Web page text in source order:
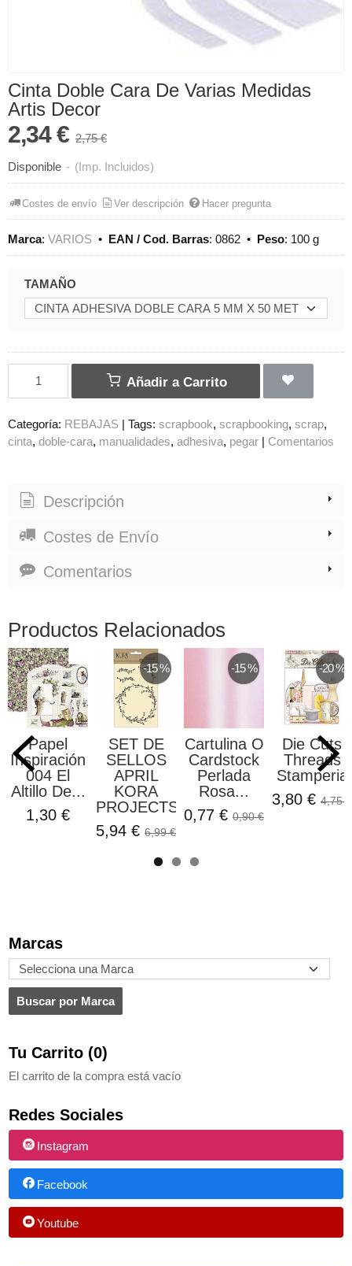
Marcas
Tu Carrito (0)
El carrito de la compra está vacío
Redes Sociales
Instagram
Facebook
Youtube
Cinta Doble Cara De Varias Medidas
Artis Decor
2,34 € 2,75 €
Disponible - (Imp. Incluidos)
Costes de envío Ver descripción Hacer pregunta
Marca: VARIOS • EAN / Cod. Barras: 0862 • Peso: 100 g
TAMAÑO
Añadir a Carrito
Categoría: REBAJAS | Tags: scrapbook scrapbooking scrap
cinta doble-cara manualidades adhesiva pegar | Comentarios
Descripción
Costes de Envío
Comentarios
Productos Relacionados
Papel
Inspiración
004 El
Altillo De...
1,30 €
-15 %
SET DE
SELLOS
APRIL
KORA
PROJECTS
5,94 €6,99 €
-15 %
Cartulina O
Cardstock
Perlada
Rosa...
0,77 €0,90 €
-20 %
Die Cuts
Threads
Stamperia
3,80 €4,75 €